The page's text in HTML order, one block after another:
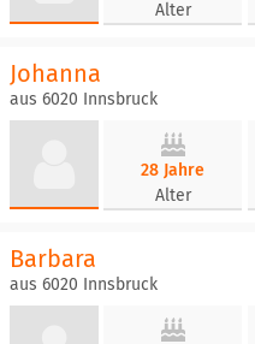
Alter
Johanna
aus 6020 Innsbruck
28 Jahre
Alter
Barbara
aus 6020 Innsbruck